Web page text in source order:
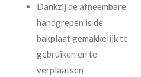
Dankzij de afneembare
handgrepen is de
bakplaat gemakkelijk te
gebruiken en te
verplaatsen